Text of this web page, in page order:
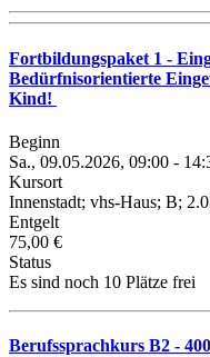
Fortbildungspaket 1 -
Bedürfnisorientierte
Kind!
Beginn
Sa., 09.05.2026, 09:00 -
Kursort
Innenstadt; vhs-Haus; B;
Entgelt
75,00 €
Status
Es sind noch 10 Plätze frei
Berufssprachkurs B2 -